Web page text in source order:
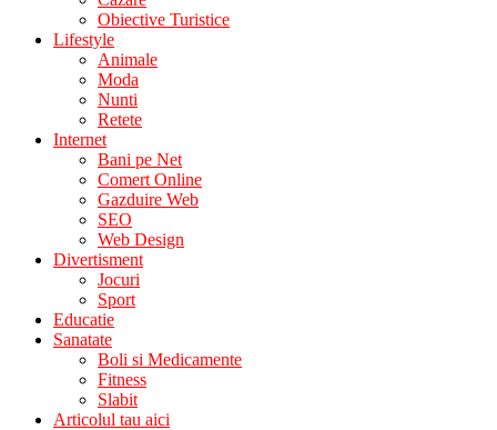
Obiective Turistice
Lifestyle
Animale
Moda
Nunti
Retete
Internet
Bani pe Net
Comert Online
Gazduire Web
SEO
Web Design
Divertisment
Jocuri
Sport
Educatie
Sanatate
Boli si Medicamente
Fitness
Slabit
Articolul tau aici